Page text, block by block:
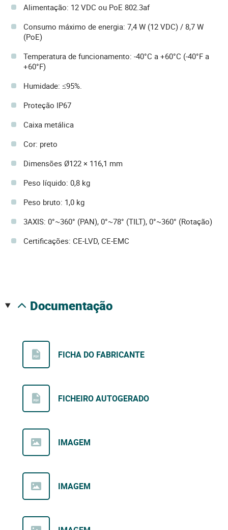
Alimentação: 12 VDC ou PoE 802.3af
Consumo máximo de energia: 7,4 W (12 VDC) / 8,7 W
(PoE)
Temperatura de funcionamento: -40°C a +60°C (-40°F a
+60°F)
Humidade: ≤95%.
Proteção IP67
Caixa metálica
Cor: preto
Dimensões Ø122 × 116,1 mm
Peso líquido: 0,8 kg
Peso bruto: 1,0 kg
3AXIS: 0°~360° (PAN), 0°~78° (TILT), 0°~360° (Rotação)
Certificações: CE-LVD, CE-EMC
documentação
FICHA DO FABRICANTE
FICHEIRO AUTOGERADO
IMAGEM
IMAGEM